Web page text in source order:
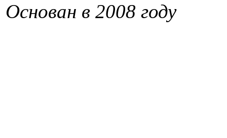
Основан в 2008 году